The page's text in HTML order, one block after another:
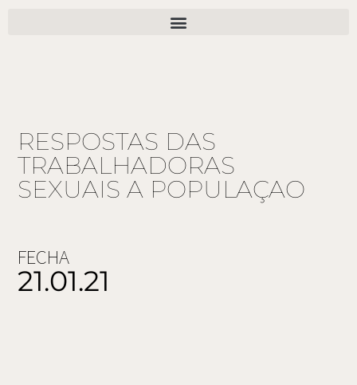
RESPOSTAS DAS
TRABALHADORAS
SEXUAIS A POPULAÇAO
FECHA
21.01.21